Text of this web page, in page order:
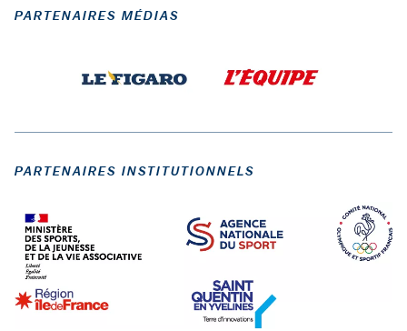
PARTENAIRES MÉDIAS
PARTENAIRES INSTITUTIONNELS